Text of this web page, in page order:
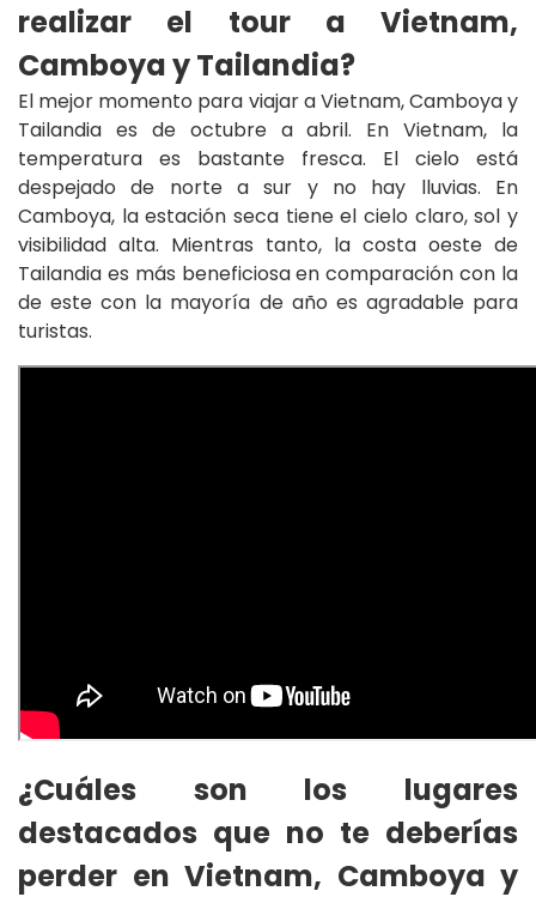
realizar el tour a Vietnam,
Camboya y Tailandia?
El mejor momento para viajar a Vietnam, Camboya y
Tailandia es de octubre a abril. En Vietnam, la
temperatura es bastante fresca. El cielo está
despejado de norte a sur y no hay lluvias. En
Camboya, la estación seca tiene el cielo claro, sol y
visibilidad alta. Mientras tanto, la costa oeste de
Tailandia es más beneficiosa en comparación con la
de este con la mayoría de año es agradable para
turistas.
¿Cuáles son los lugares
destacados que no te deberías
perder en Vietnam, Camboya y